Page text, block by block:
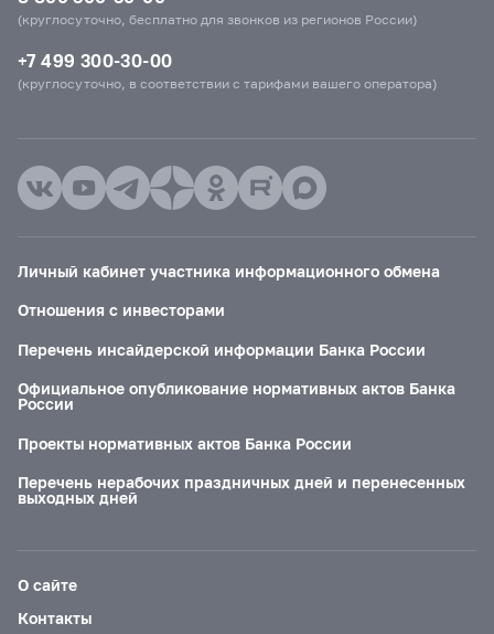
(круглосуточно, бесплатно для звонков из регионов России)
+7 499 300-30-00
(круглосуточно, в соответствии с тарифами вашего оператора)
Личный кабинет участника информационного обмена
Отношения с инвесторами
Перечень инсайдерской информации Банка России
Официальное опубликование нормативных актов Банка
России
Проекты нормативных актов Банка России
Перечень нерабочих праздничных дней и перенесенных
выходных дней
О сайте
Контакты